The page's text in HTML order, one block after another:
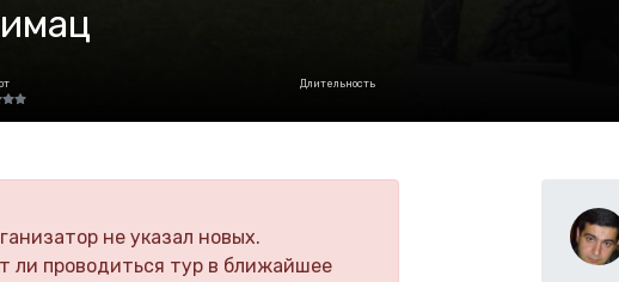
Длительность
не указал новых.
ли проводиться тур в ближайшее